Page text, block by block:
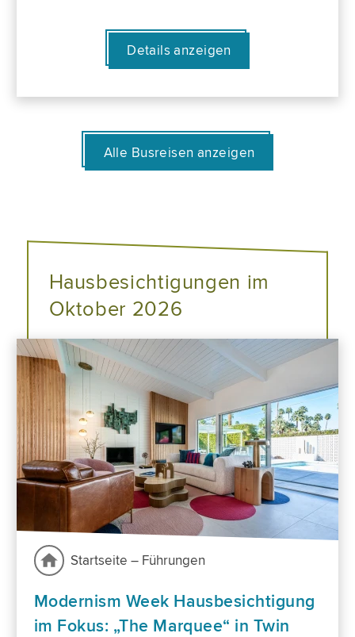
Details anzeigen
Alle Busreisen anzeigen
Hausbesichtigungen im
Oktober 2026
Startseite – Führungen
Modernism Week Hausbesichtigung
im Fokus: „The Marquee“ in Twin